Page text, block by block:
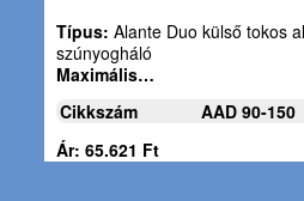
Típus:Alante Duo külső tokos
szúnyogháló
Maximális…
Cikkszám
AAD 90-150
Ár: 65.621 Ft